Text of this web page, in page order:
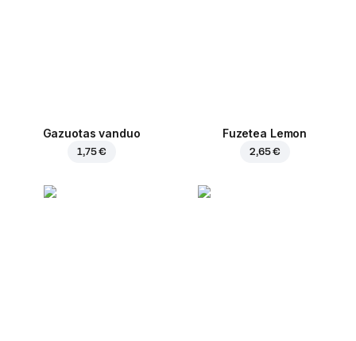
Gazuotas vanduo
1,75 €
Fuzetea Lemon
2,65 €